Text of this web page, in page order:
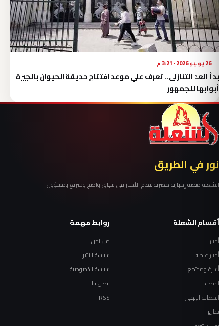
26 يوليو 2026 - 3:21 م
بدأ العد التنازلى.. تعرف علي موعد افتتاح حديقة الحيوان بالجيزة
أبوابها للجمهور
نور في الطريق
الشعلة منصة إخبارية مصرية تقدم الأخبار في سياق واضح وسريع ومسؤول.
أقسام الشعلة
أخبار
أخبار عاجلة
أسرة ومجتمع
اقتصاد
الخطاب الإلهي
تقارير
روابط مهمة
من نحن
سياسة النشر
سياسة الخصوصية
اتصل بنا
RSS